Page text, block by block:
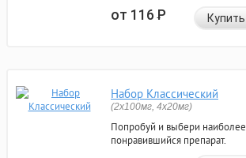
от 116Р Купить
Набор Классический
(2x100мг, 4x20мг)
Попробуй и выбери наиболее
понравившийся препарат.